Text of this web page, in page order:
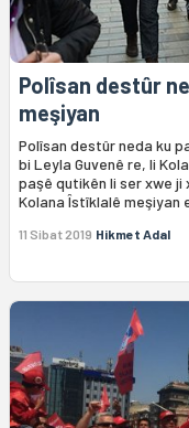
Polîsan destûr
meşiyan
Polîsan destûr neda ku
bi Leyla Guvenê re, li
paşê qutikên li ser xwe ji
Kolana Îstîklalê meşiyan
11 Sibat 2019 Hikmet Adal